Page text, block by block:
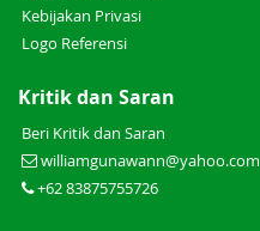
Kebijakan Privasi
Logo Referensi
Kritik dan Saran
Beri Kritik dan Saran
williamgunawann@yahoo.com
+62 83875755726